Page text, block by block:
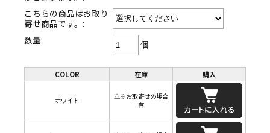
こちらの商品はお取り
寄せ商品です。:
数量:
個
COLOR 在庫 購入
ホワイト
△※お取寄せの場合
有